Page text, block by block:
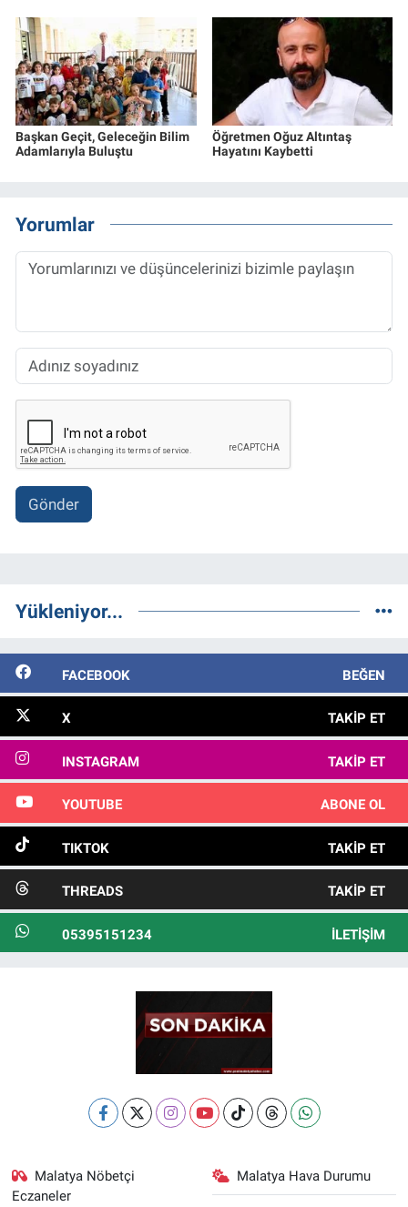
Başkan Geçit, Geleceğin Bilim
Adamlarıyla Buluştu
Öğretmen Oğuz Altıntaş
Hayatını Kaybetti
Yorumlar
Gönder
Yükleniyor...
FACEBOOK BEĞEN
X TAKIP ET
INSTAGRAM TAKIP ET
YOUTUBE ABONE OL
TIKTOK TAKIP ET
THREADS TAKIP ET
05395151234 İLETIŞIM
Malatya Nöbetçi
Eczaneler
Malatya Hava Durumu